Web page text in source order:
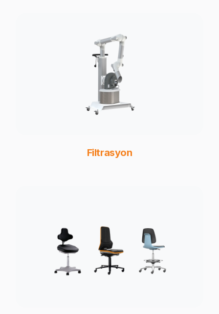
Filtrasyon